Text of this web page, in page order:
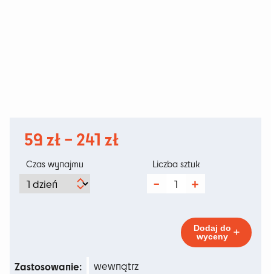
59 zł– 241 złZakres
Czas wynajmu
ilość
cm
Liczba sztuk
Dodaj do
wyceny
Zastosowanie: wewnątrz